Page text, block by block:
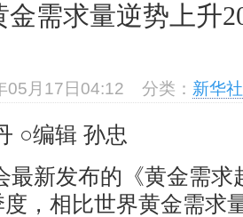
在
沥
需求量逆势上升
05月17日04:12 分类： 新华
○编辑 孙忠
最新发布的《黄金需求
，相比世界黄金需求